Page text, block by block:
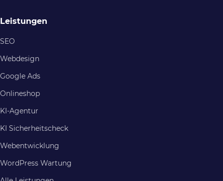
Leistungen
SEO
Webdesign
Google Ads
Onlineshop
KI-Agentur
KI Sicherheitscheck
Webentwicklung
WordPress Wartung